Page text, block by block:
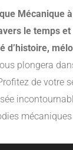
Mécanique
le temps
d’histoire,
plongera
de votre
mécaniques